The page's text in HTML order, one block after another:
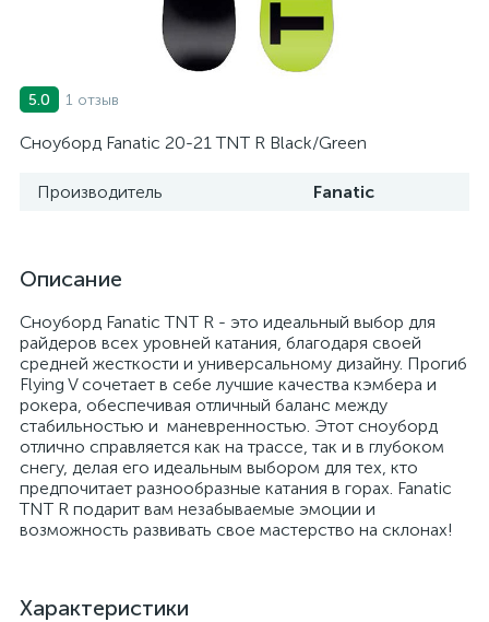
5.0 1 отзыв
Сноуборд Fanatic 20-21 TNT R Black/Green
Производитель Fanatic
Описание
Сноуборд Fanatic TNT R - это идеальный выбор для
райдеров всех уровней катания, благодаря своей
средней жесткости и универсальному дизайну. Прогиб
Flying V сочетает в себе лучшие качества кэмбера и
рокера, обеспечивая отличный баланс между
стабильностью и маневренностью. Этот сноуборд
отлично справляется как на трассе, так и в глубоком
снегу, делая его идеальным выбором для тех, кто
предпочитает разнообразные катания в горах. Fanatic
TNT R подарит вам незабываемые эмоции и
возможность развивать свое мастерство на склонах!
Характеристики